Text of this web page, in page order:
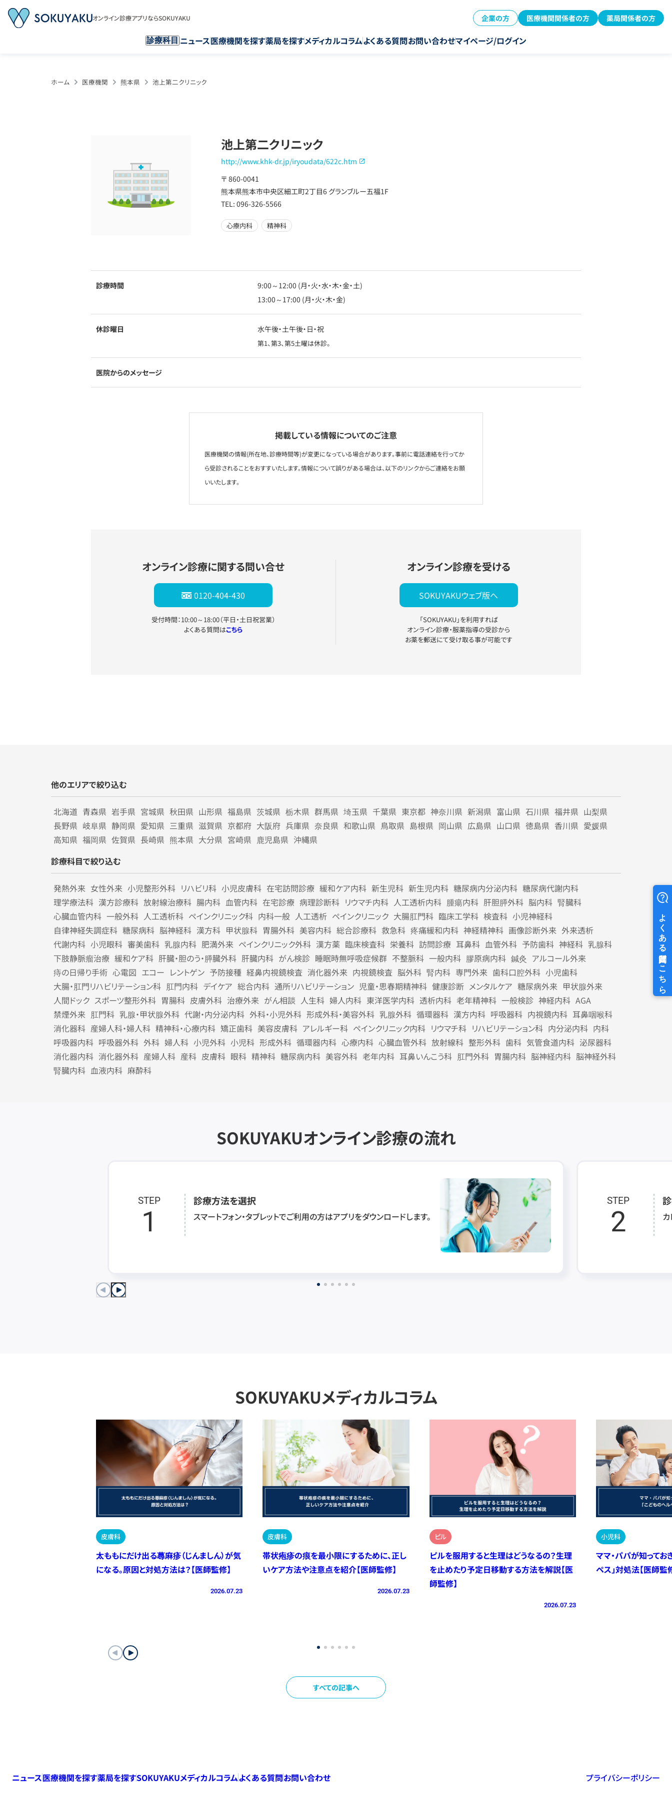
オンライン診療アプリならSOKUYAKU 企業の方 医療機関関係者の方 薬局関係者の方
診療科目 ニュース医療機関を探す薬局を探すメディカルコラムよくある質問お問い合わせマイページ/ログイン
ホーム 医療機関 熊本県 池上第二クリニック
池上第二クリニック
http://www.khk-dr.jp/iryoudata/622c.htm
〒 860-0041
熊本県熊本市中央区細工町2丁目6 グランブルー五福1F
TEL: 096-326-5566
心療内科 精神科
診療時間
9:00～12:00 (月・火・水・木・金・土)
13:00～17:00 (月・火・木・金)
休診曜日 水午後・土午後・日・祝
第1、第3、第5土曜は休診。
医院からのメッセージ
掲載している情報についてのご注意
医療機関の情報(所在地、診療時間等)が変更になっている場合があります。事前に電話連絡を行ってか
ら受診されることをおすすいたします。情報について誤りがある場合は、以下のリンクからご連絡をお願
いいたします。
オンライン診療に関する問い合せ
0120-404-430
受付時間：10:00～18:00（平日・土日祝営業）
よくある質問はこちら
オンライン診療を受ける
SOKUYAKUウェブ版へ
「SOKUYAKU」を利用すれば
オンライン診療・服薬指導の受診から
お薬を郵送にて受け取る事が可能です
他のエリアで絞り込む
北海道 青森県 岩手県 宮城県 秋田県 山形県 福島県 茨城県 栃木県 群馬県 埼玉県 千葉県 東京都 神奈川県 新潟県 富山県 石川県 福井県 山梨県
長野県 岐阜県 静岡県 愛知県 三重県 滋賀県 京都府 大阪府 兵庫県 奈良県 和歌山県 鳥取県 島根県 岡山県 広島県 山口県 徳島県 香川県 愛媛県
高知県 福岡県 佐賀県 長崎県 熊本県 大分県 宮崎県 鹿児島県 沖縄県
診療科目で絞り込む
発熱外来 女性外来 小児整形外科 リハビリ科 小児皮膚科 在宅訪問診療 緩和ケア内科 新生児科 新生児内科 糖尿病内分泌内科 糖尿病代謝内科
理学療法科 漢方診療科 放射線治療科 腸内科 血管内科 在宅診療 病理診断科 リウマチ内科 人工透析内科 腫瘍内科 肝胆膵外科 脳内科 腎臓科
心臓血管内科 一般外科 人工透析科 ペインクリニック科 内科一般 人工透析 ペインクリニック 大腸肛門科 臨床工学科 検査科 小児神経科
自律神経失調症科 糖尿病科 脳神経科 漢方科 甲状腺科 胃腸外科 美容内科 総合診療科 救急科 疼痛緩和内科 神経精神科 画像診断外来 外来透析
代謝内科 小児眼科 審美歯科 乳腺内科 肥満外来 ペインクリニック外科 漢方薬 臨床検査科 栄養科 訪問診療 耳鼻科 血管外科 予防歯科 神経科 乳腺科
下肢静脈瘤治療 緩和ケア科 肝臓・胆のう・膵臓外科 肝臓内科 がん検診 睡眠時無呼吸症候群 不整脈科 一般内科 膠原病内科 鍼灸 アルコール外来
痔の日帰り手術 心電図 エコー レントゲン 予防接種 経鼻内視鏡検査 消化器外来 内視鏡検査 脳外科 腎内科 専門外来 歯科口腔外科 小児歯科
大腸・肛門リハビリテーション科 肛門内科 デイケア 総合内科 通所リハビリテーション 児童・思春期精神科 健康診断 メンタルケア 糖尿病外来 甲状腺外来
人間ドック スポーツ整形外科 胃腸科 皮膚外科 治療外来 がん相談 人生科 婦人内科 東洋医学内科 透析内科 老年精神科 一般検診 神経内科 AGA
禁煙外来 肛門科 乳腺・甲状腺外科 代謝・内分泌内科 外科・小児外科 形成外科・美容外科 乳腺外科 循環器科 漢方内科 呼吸器科 内視鏡内科 耳鼻咽喉科
消化器科 産婦人科・婦人科 精神科・心療内科 矯正歯科 美容皮膚科 アレルギー科 ペインクリニック内科 リウマチ科 リハビリテーション科 内分泌内科 内科
呼吸器内科 呼吸器外科 外科 婦人科 小児外科 小児科 形成外科 循環器内科 心療内科 心臓血管外科 放射線科 整形外科 歯科 気管食道内科 泌尿器科
消化器内科 消化器外科 産婦人科 産科 皮膚科 眼科 精神科 糖尿病内科 美容外科 老年内科 耳鼻いんこう科 肛門外科 胃腸内科 脳神経内科 脳神経外科
腎臓内科 血液内科 麻酔科
SOKUYAKUオンライン診療の流れ
STEP
1
診療方法を選択
スマートフォン・タブレットでご利用の方はアプリをダウンロードします。
STEP
2
SOKUYAKUメディカルコラム
皮膚科
太ももにだけ出る蕁麻疹（じんましん）が気
になる。原因と対処方法は？【医師監修】
2026.07.23
皮膚科
帯状疱疹の痕を最小限にするために、正し
いケア方法や注意点を紹介【医師監修】
2026.07.23
ピル
ピルを服用すると生理はどうなるの？生理
を止めたり予定日移動する方法を解説【医
師監修】
2026.07.23
小児科
ママ・パパが知ってお
ペス」対処法【医師監
すべての記事へ
ニュース医療機関を探す薬局を探すSOKUYAKUメディカルコラムよくある質問お問い合わせ プライバシーポリシー